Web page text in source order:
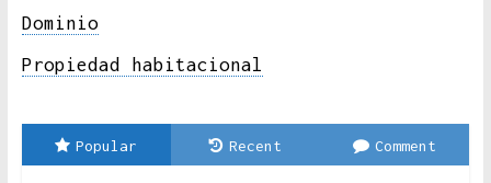
Dominio
Propiedad habitacional
Popular Recent Comment